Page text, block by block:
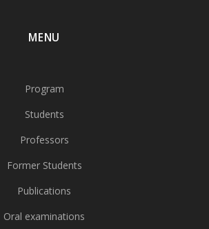
MENU
Program
Students
Professors
Former Students
Publications
Oral examinations